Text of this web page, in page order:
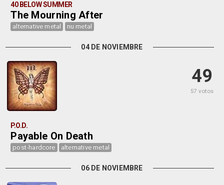
40 BELOW SUMMER
The Mourning After
alternative metal nu metal
04 DE NOVIEMBRE
49
57 votos
P.O.D.
Payable On Death
post-hardcore alternative metal
06 DE NOVIEMBRE